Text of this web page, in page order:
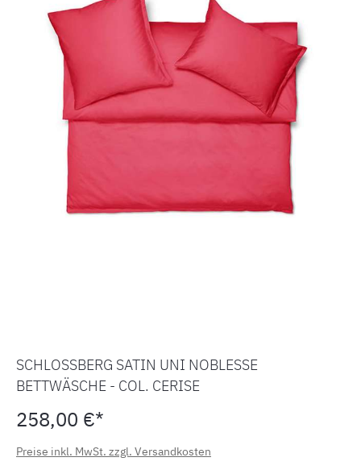
SCHLOSSBERG SATIN UNI NOBLESSE
BETTWÄSCHE - COL. CERISE
258,00 €*
Preise inkl. MwSt. zzgl. Versandkosten